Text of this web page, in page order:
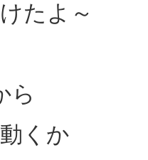
たよ～
ら
くか